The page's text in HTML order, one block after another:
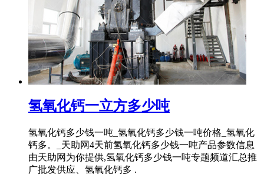
氢氧化钙一立方多少吨
氢氧化钙多少钱一吨_氢氧化钙多少钱一吨价格_氢氧化
钙多。_天助网4天前氢氧化钙多少钱一吨产品参数信息
由天助网为你提供,氢氧化钙多少钱一吨专题频道汇总推
广批发供应、氢氧化钙多 .